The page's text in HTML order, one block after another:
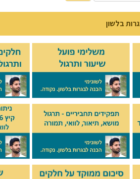
בלשון